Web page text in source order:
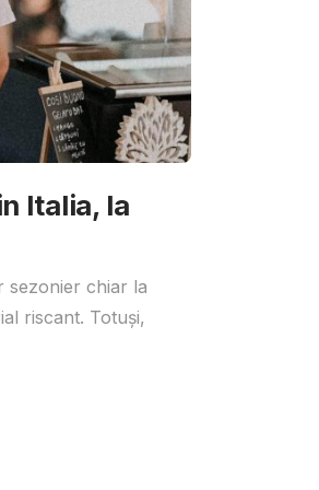
Italia, la
sezonier chiar la
riscant. Totuși,